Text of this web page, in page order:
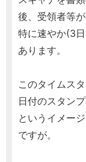
後、受領者等が
特に速やか(3
あります。
このタイムス
日付のスタン
というイメー
ですが。